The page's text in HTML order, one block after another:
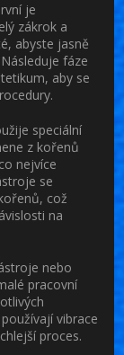
je
zákrok a
abyste jasně
fáze
aby se
speciální
z kořenů
nejvíce
se
což
na
nebo
pracovní
vibrace
proces.